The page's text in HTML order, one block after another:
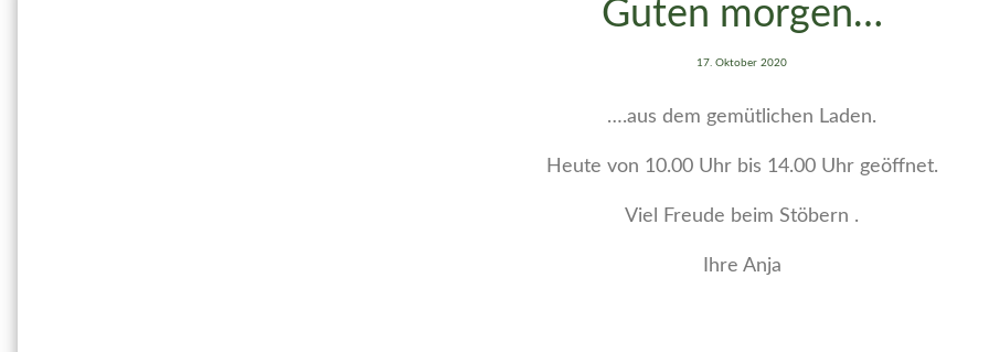
Guten morgen…
17. Oktober 2020
….aus dem gemütlichen Laden.
Heute von 10.00 Uhr bis 14.00 Uhr geöffnet.
Viel Freude beim Stöbern .
Ihre Anja